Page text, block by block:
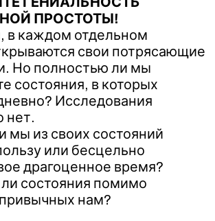
ПРОСТОТЫ!
в каждом отдельном
свои потрясающие
Но полностью ли мы
состояния, в которых
Исследования
нет.
мы из своих состояний
или бесцельно
драгоценное время?
состояния помимо
нам?